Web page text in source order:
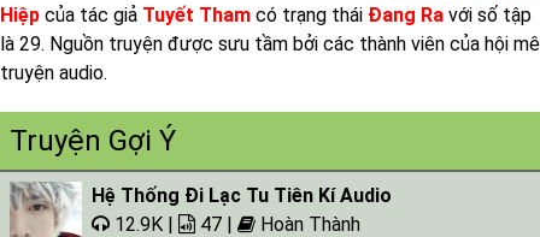
Tap 023
Tap 024
Tap 025
Tap 026
Tap 027
Hiệp của tác giả Tuyết Tham có trạng thái Đang Ra với số tập
là 29. Nguồn truyện được sưu tầm bởi các thành viên của hội mê
truyện audio.
Truyện Gợi Ý
Hệ Thống Đi Lạc Tu Tiên Kí Audio
12.9K |
47 | Hoàn Thành